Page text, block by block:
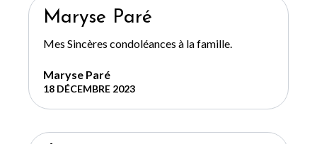
Maryse Paré
Mes Sincères condoléances à la famille.
Maryse Paré
18 DÉCEMBRE 2023